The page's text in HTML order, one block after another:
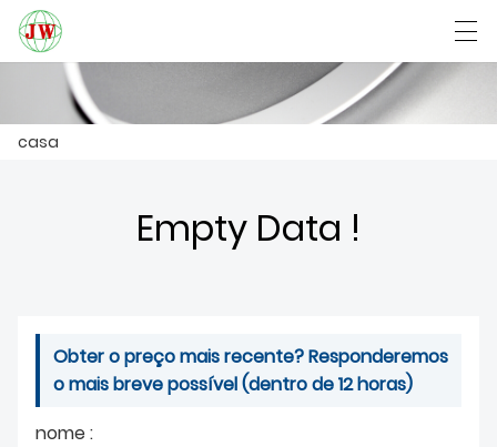
CASO
SHOW DE FÁBRICA
العربية Deutsch English
casa
Empty Data !
Obter o preço mais recente? Responderemos
o mais breve possível (dentro de 12 horas)
nome :